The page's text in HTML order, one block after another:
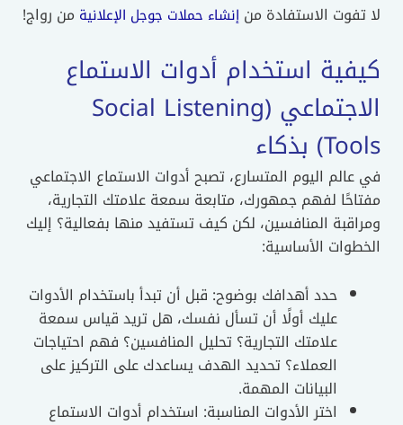
لا تفوت الاستفادة من إنشاء حملات جوجل الإعلانية من رواج!
كيفية استخدام أدوات الاستماع
الاجتماعي (Social Listening
Tools) بذكاء
في عالم اليوم المتسارع، تصبح أدوات الاستماع الاجتماعي
مفتاحًا لفهم جمهورك، متابعة سمعة علامتك التجارية،
ومراقبة المنافسين، لكن كيف تستفيد منها بفعالية؟ إليك
الخطوات الأساسية:
حدد أهدافك بوضوح: قبل أن تبدأ باستخدام الأدوات
عليك أولًا أن تسأل نفسك، هل تريد قياس سمعة
علامتك التجارية؟ تحليل المنافسين؟ فهم احتياجات
العملاء؟ تحديد الهدف يساعدك على التركيز على
البيانات المهمة.
اختر الأدوات المناسبة: استخدام أدوات الاستماع